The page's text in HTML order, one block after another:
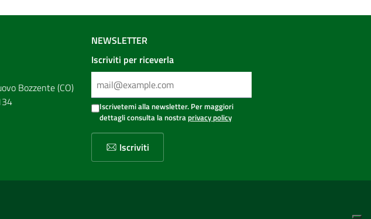
Bozzente (CO)
NEWSLETTER
Iscriviti per riceverla
Iscrivetemi alla newsletter. Per maggiori
dettagli consulta la nostraprivacy policy
Iscriviti